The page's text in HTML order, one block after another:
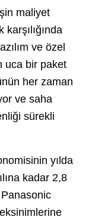
maliyet
ve özel
uca bir paket
her zaman
ve saha
sürekli
yılda
kadar 2,8
Panasonic